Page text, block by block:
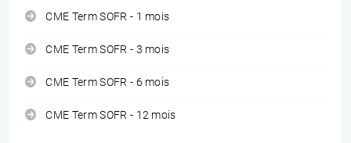
CME Term SOFR - 1 mois
CME Term SOFR - 3 mois
CME Term SOFR - 6 mois
CME Term SOFR - 12 mois